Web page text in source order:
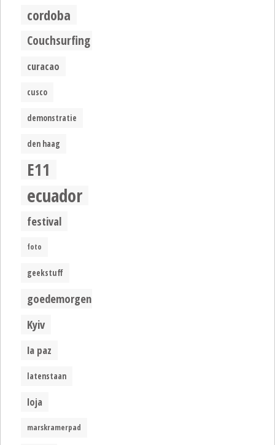
cordoba
Couchsurfing
curacao
cusco
demonstratie
den haag
E11
ecuador
festival
foto
geekstuff
goedemorgen
Kyiv
la paz
latenstaan
loja
marskramerpad